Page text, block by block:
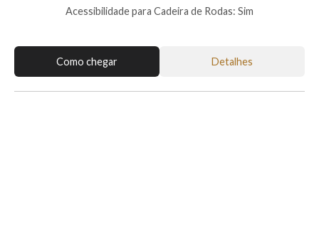
Acessibilidade para Cadeira de Rodas: Sim
Como chegar Detalhes